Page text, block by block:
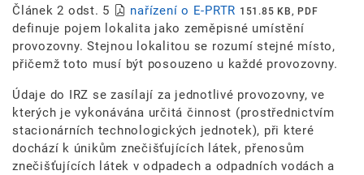
Článek 2 odst. 5 nařízení o E-PRTR 151.85 KB, PDF
definuje pojem lokalita jako zeměpisné umístění
provozovny. Stejnou lokalitou se rozumí stejné místo,
přičemž toto musí být posouzeno u každé provozovny.
Údaje do IRZ se zasílají za jednotlivé provozovny, ve
kterých je vykonávána určitá činnost (prostřednictvím
stacionárních technologických jednotek), při které
dochází k únikům znečišťujících látek, přenosům
znečišťujících látek v odpadech a odpadních vodách a